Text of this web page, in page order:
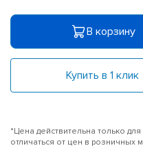
В корзину
Купить в 1 клик
*Цена действительна только
отличаться от цен в розничных